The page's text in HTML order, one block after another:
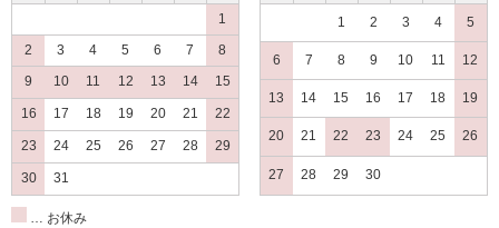
1
2
3 4 5 6 7
8
9
10 11 12 13 14 15
16 17 18 19 20 21 22
23 24 25 26 27 28 29
30 31
1 2 3 4 5
6 7 8 9 10 11 12
13 14 15 16 17 18 19
20 21 22 23 24 25 26
27 28 29 30
… お休み